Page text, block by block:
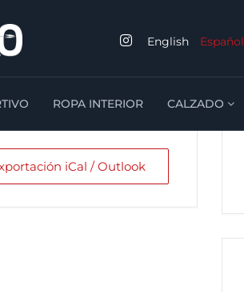
English Español
ROPA INTERIOR CALZADO
iCal / Outlook